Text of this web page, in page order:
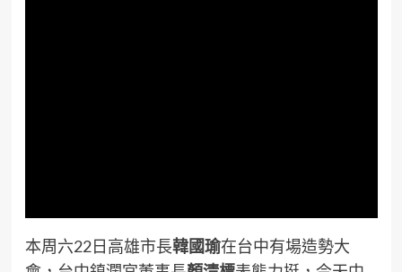
本周六22日高雄市長韓國瑜在台中有場造勢大